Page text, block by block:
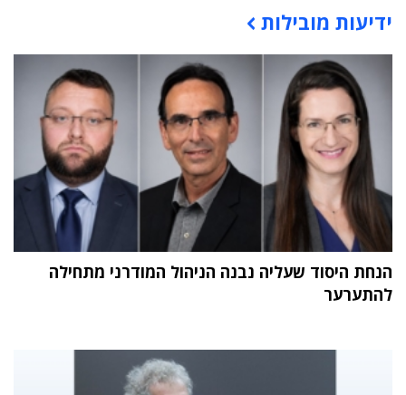
תוכן פרסומי
ידיעות מובילות
הנחת היסוד שעליה נבנה הניהול המודרני מתחילה
להתערער